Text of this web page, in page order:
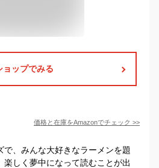
ョップでみる
価格と在庫をAmazonでチェック >>
で、みんな大好きなラーメンを題
楽しく夢中になって読むことが出